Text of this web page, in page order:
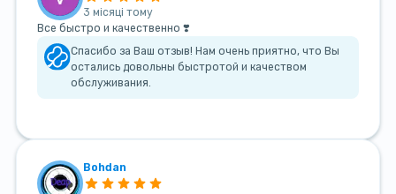
3 місяці тому
Все быстро и качественно ❣️
Спасибо за Ваш отзыв! Нам очень приятно, что Вы
остались довольны быстротой и качеством
обслуживания.
Bohdan